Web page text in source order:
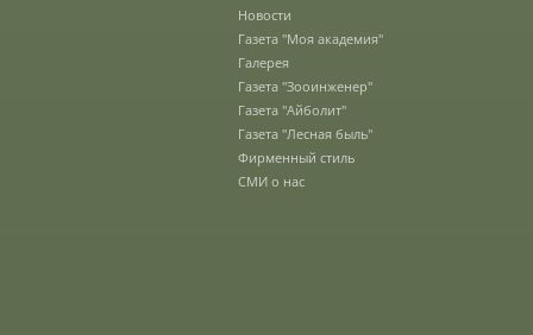
Зарубежные стипендиальные
Новости
Газета "Моя академия"
Галерея
Газета "Зооинженер"
Газета "Айболит"
Газета "Лесная быль"
Фирменный стиль
СМИ о нас